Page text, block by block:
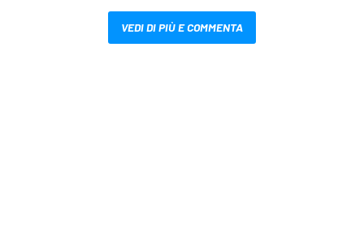
VEDI DI PIÙ E COMMENTA